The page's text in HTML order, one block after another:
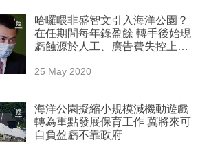
哈囉喂非盛智文引入海洋公園？
在任期間每年錄盈餘 轉手後始現
虧蝕源於人工、廣告費失控上
25 May 2020
海洋公園擬縮小規模減機動遊戲
轉為重點發展保育工作 冀將來可
自負盈虧不靠政府